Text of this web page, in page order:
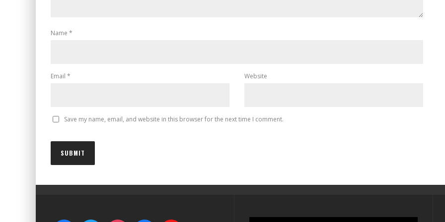
Name *
Email * Website
Save my name, email, and website in this browser for the next time I comment.